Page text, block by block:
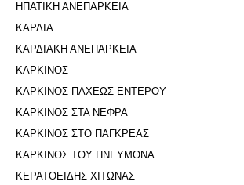
ΗΠΑΤΙΚΗ ΑΝΕΠΑΡΚΕΙΑ
ΚΑΡΔΙΑ
ΚΑΡΔΙΑΚΗ ΑΝΕΠΑΡΚΕΙΑ
ΚΑΡΚΙΝΟΣ
ΚΑΡΚΙΝΟΣ ΠΑΧΕΩΣ ΕΝΤΕΡΟΥ
ΚΑΡΚΙΝΟΣ ΣΤΑ ΝΕΦΡΑ
ΚΑΡΚΙΝΟΣ ΣΤΟ ΠΑΓΚΡΕΑΣ
ΚΑΡΚΙΝΟΣ ΤΟΥ ΠΝΕΥΜΟΝΑ
ΚΕΡΑΤΟΕΙΔΗΣ ΧΙΤΩΝΑΣ